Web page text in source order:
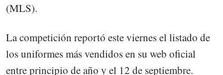
(MLS).
La competición reportó este viernes el listado de
los uniformes más vendidos en su web oficial
entre principio de año y el 12 de septiembre.